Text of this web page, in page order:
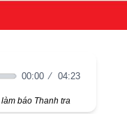
00:00 04:23
báo Thanh tra